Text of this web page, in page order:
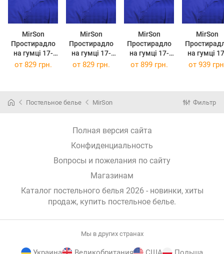
MirSon
Простирадло
на гумці 17-
0609 Stripe
MirSon
Простирадло
на гумці 17-
0609 Stripe
MirSon
Простирадло
на гумці 17-
0609 Stripe
MirSon
на гумці 17-
0609
от 829 грн. от 829 грн. от 899 грн. от 939
Постельное белье MirSon Фильтр
Полная версия сайта
Конфиденциальность
Вопросы и пожелания по сайту
Магазинам
Каталог постельного белья 2026 - новинки, хиты
продаж, купить постельное белье.
Мы в других странах